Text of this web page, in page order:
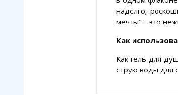
надолго;
мечты" - это
Как
Как гель для
струю воды для